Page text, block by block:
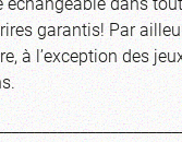
garantis! Par
à l’exception des